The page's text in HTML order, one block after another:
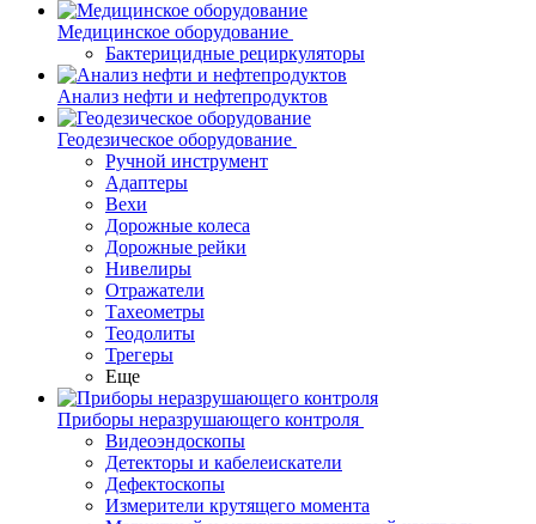
Медицинское оборудование
Бактерицидные рециркуляторы
Анализ нефти и нефтепродуктов
Геодезическое оборудование
Ручной инструмент
Адаптеры
Вехи
Дорожные колеса
Дорожные рейки
Нивелиры
Отражатели
Тахеометры
Теодолиты
Трегеры
Еще
Приборы неразрушающего контроля
Видеоэндоскопы
Детекторы и кабелеискатели
Дефектоскопы
Измерители крутящего момента